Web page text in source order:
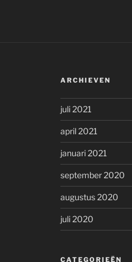
ARCHIEVEN
juli 2021
april 2021
januari 2021
september 2020
augustus 2020
juli 2020
CATEGORIEËN